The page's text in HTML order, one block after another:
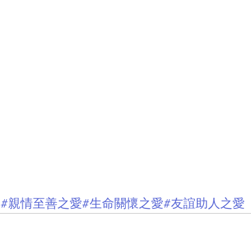
#親情至善之愛#生命關懷之愛#友誼助人之愛